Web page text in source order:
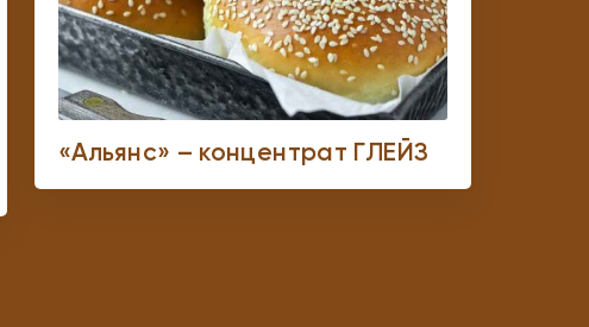
«Альянс» – концентрат ГЛЕЙЗ